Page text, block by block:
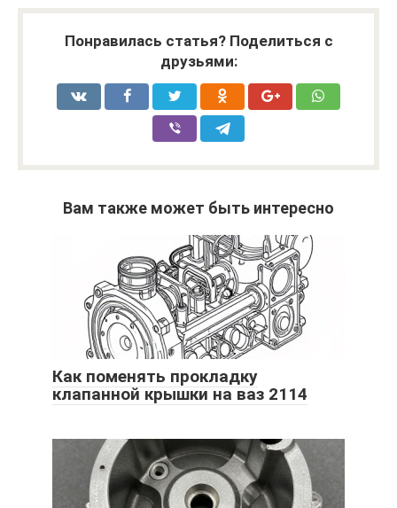
Понравилась статья? Поделиться с
друзьями:
Вам также может быть интересно
Как поменять прокладку
клапанной крышки на ваз 2114